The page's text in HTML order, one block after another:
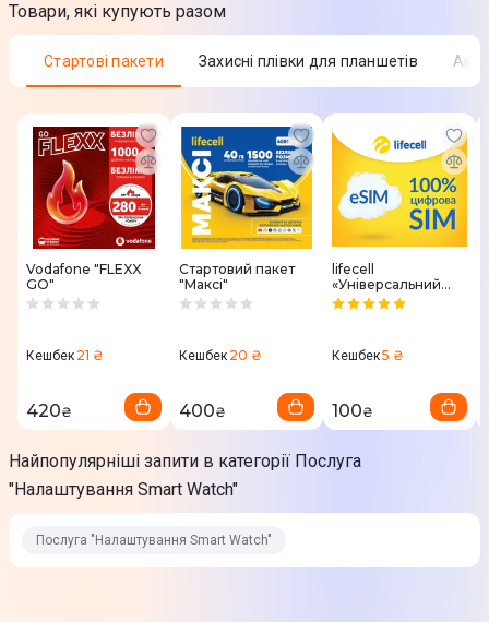
Товари, які купують разом
Стартові пакети Захисні плівки для планшетів
Vodafone "FLEXX
GO"
Кешбек 21 ₴
420₴
Стартовий пакет
"Максі"
Кешбек 20 ₴
400₴
lifecell
«Універсальний
для еСІМ»
Кешбек5 ₴
100₴
Найпопулярніші запити в категорії Послуга
"Налаштування Smart Watch"
Послуга "Налаштування Smart Watch"